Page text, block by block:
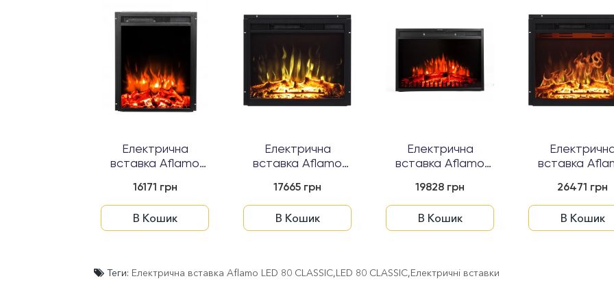
Електрична
вставка Aflamo
16171 грн
В Кошик
Електрична
вставка Aflamo
17665 грн
В Кошик
Електрична
вставка Aflamo
19828 грн
В Кошик
вставка
26471 грн
В Кошик
Теги: Електрична вставка Aflamo LED 80 CLASSIC,LED 80 CLASSIC,Електричні вставки